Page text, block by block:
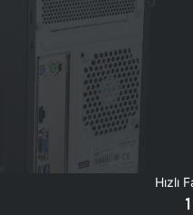
Hızlı